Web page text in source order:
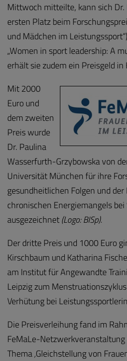
Mittwoch mitteilte, kann sich Dr.
ersten Platz beim
und Mädchen im
„Women in sport leadership: A
erhält sie zudem ein Preisgeld
Mit 2000
Euro und
dem zweiten
Preis wurde
Dr. Paulina
Wasserfurth-Grzybowska von
Universität München für ihre
gesundheitlichen Folgen und
chronischen Energiemangels
ausgezeichnet(Logo: BISp).
Der dritte Preis und 1000 Euro
Kirschbaum und Katharina
am Institut für Angewandte
Leipzig zum
Verhütung bei
Die Preisverleihung fand im
FeMaLe-Netzwerkveranstaltung
Thema‚Gleichstellung von